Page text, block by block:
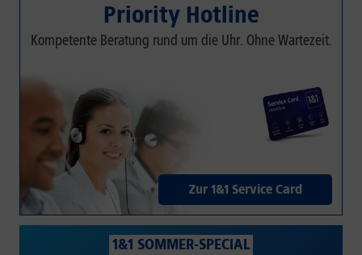
Priority Hotline
Kompetente Beratung rund um die Uhr. Ohne Wartezeit.
Zur 1&1 Service Card
1&1 SOMMER-SPECIAL